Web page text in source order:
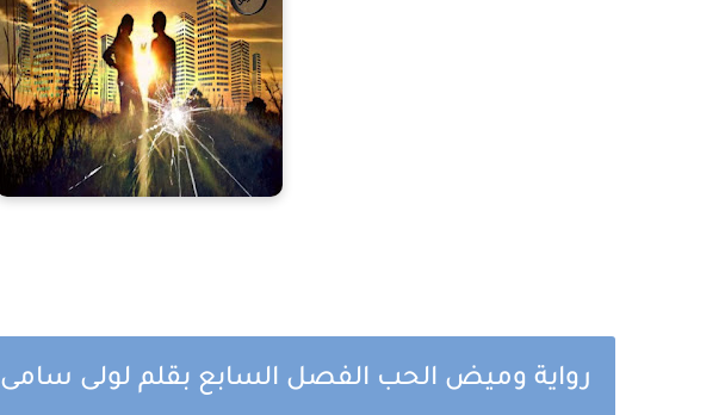
رواية وميض الحب الفصل السابع بقلم لولى سامى